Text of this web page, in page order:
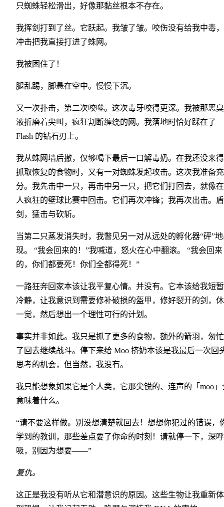
只蜘蛛轻松滑出，好像那黏丝根本不存在。
我挥剑打到了丝。它跃起。我皱了皱。咬伤没有给我中毒
冲击把我直接打进了蛛网。
我被困住了！
腿乱踢，脚悬在空中。慢慢下沉。
又一次扑击，第二次咬噬。这次毒牙咬得更深。我被那恶
液折磨着尖叫，疯狂割断缠绕的网。我落地时恰好踩在了
Flash 的钻石刃上。
我从蛛网墙后撤，仅够喝下最后一口解毒奶。在我还没来
抓取恢复的食物时，又有一对蜘蛛发起攻击。这次我准备充
分。我先击中一只，再击中另一只，把它们打回去，就像
人疯狂的壁球比赛中回击。它们再次冲锋；我再次出击。
剑，猛击与砍斩。
当第二只蒸发消失时，我瞥见另一对从远处的孵化器“砰”
现。 “我会回来的！”我喊道，怒火在心中翻滚。 “我会回来
的，你们都要死！你们全都得死！”
一路狂奔回家本该让我平复心情。并没有。它本该给我短
冷静，让我意识到需要修补破损的盔甲，修好裂开的剑，
一觉，然后想出一个理性可行的计划。
事实并非如此。我只是抓了更多的食物，额外的箭羽，匆
了回去继续战斗。停下来给 Moo 挤奶本该是我最后一次回
思考的机会，但当然，我没有。
我只能想象如果它是个人类，它那尖锐的、连声的「moo」
意味着什么。
“请不要这样做。别没想清楚就回去！想想你犯过的错误，
学到的教训，那些差点要了你命的时刻！请就停一下，深呼
吸，别因为想要——”
复仇。
这正是我没有听从它和潜意识的原因。这些生物让我重新